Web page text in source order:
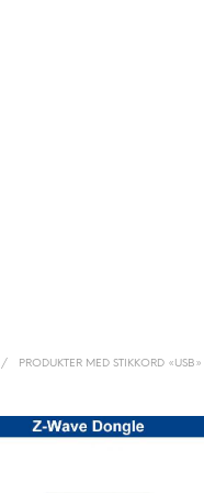
/ PRODUKTER MED STIKKORD «USB»